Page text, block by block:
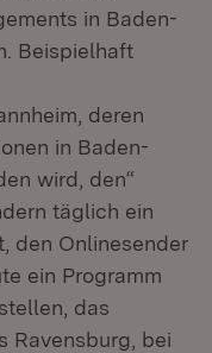
in Baden-
Beispielhaft
deren
in Baden-
wird, den“
täglich ein
den Onlinesender
ein Programm
das
Ravensburg, bei